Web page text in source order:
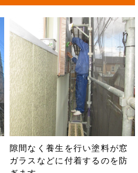
隙間なく養生を行い塗料が窓
ガラスなどに付着するのを防